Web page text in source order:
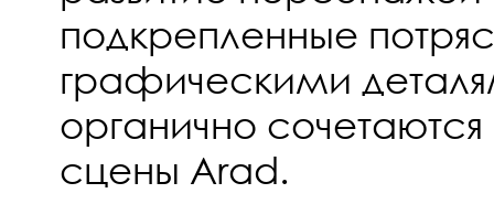
подкрепленные
графическими
органично
сцены Arad.